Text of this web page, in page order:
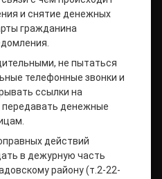
и снятие денежных
гражданина
не пытаться
телефонные звонки и
ссылки на
денежные
действий
в дежурную часть
району (т.2-22-